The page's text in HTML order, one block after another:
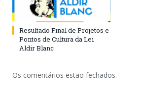
Resultado Final de Projetos e
Pontos de Cultura da Lei
Aldir Blanc
Os comentários estão fechados.